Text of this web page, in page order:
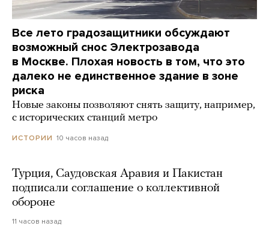
Все лето градозащитники обсуждают
возможный снос Электрозавода
в Москве. Плохая новость в том, что это
далеко не единственное здание в зоне
риска
Новые законы позволяют снять защиту, например,
с исторических станций метро
ИСТОРИИ 10 часов назад
Турция, Саудовская Аравия и Пакистан
подписали соглашение о коллективной
обороне
11 часов назад